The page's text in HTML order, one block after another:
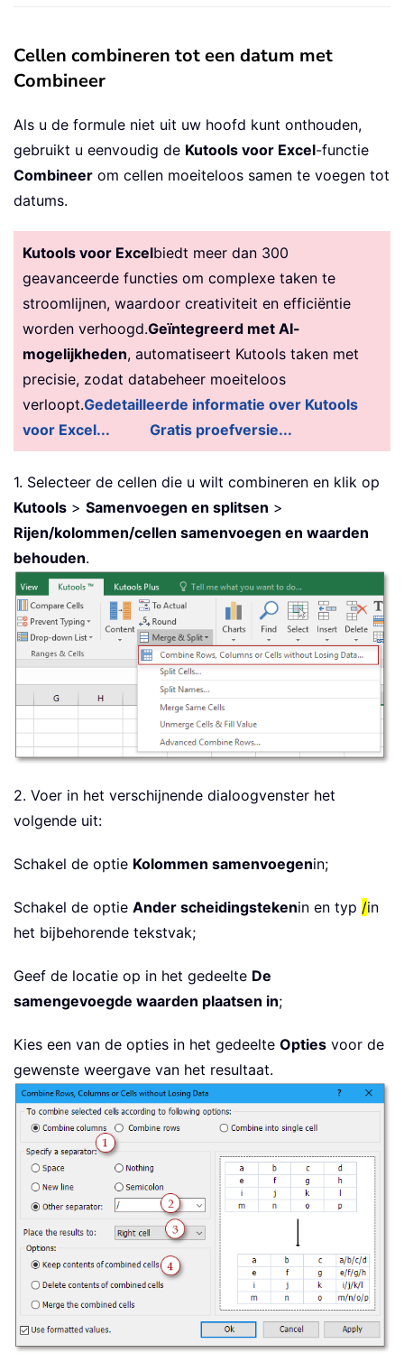
Cellen combineren tot een datum met
Combineer
Als u de formule niet uit uw hoofd kunt onthouden,
gebruikt u eenvoudig de Kutools voor Excel-functie
Combineer om cellen moeiteloos samen te voegen tot
datums.
Kutools voor Excelbiedt meer dan 300
geavanceerde functies om complexe taken te
stroomlijnen, waardoor creativiteit en efficiëntie
worden verhoogd.Geïntegreerd met AI-
mogelijkheden, automatiseert Kutools taken met
precisie, zodat databeheer moeiteloos
verloopt.Gedetailleerde informatie over Kutools
voor Excel...
Gratis proefversie...
1. Selecteer de cellen die u wilt combineren en klik op
Kutools > Samenvoegen en splitsen >
Rijen/kolommen/cellen samenvoegen en waarden
behouden.
2. Voer in het verschijnende dialoogvenster het
volgende uit:
Schakel de optie Kolommen samenvoegenin;
Schakel de optie Ander scheidingstekenin en typ /in
het bijbehorende tekstvak;
Geef de locatie op in het gedeelte De
samengevoegde waarden plaatsen in;
Kies een van de opties in het gedeelte Opties voor de
gewenste weergave van het resultaat.